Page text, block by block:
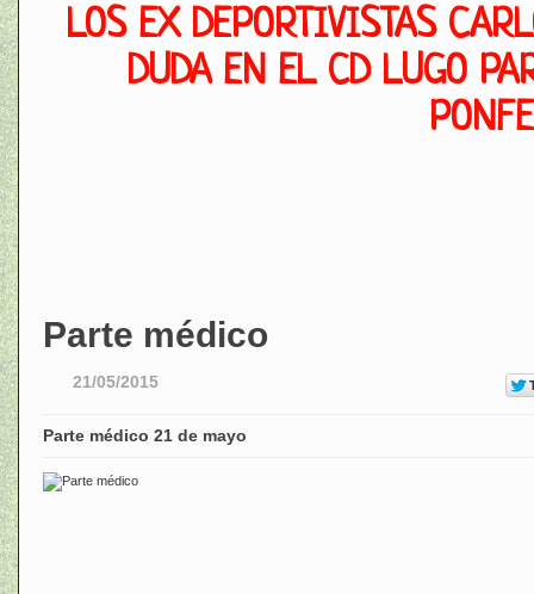
LOS EX DEPORTIVISTAS
DUDA EN EL CD LUGO
Parte médico
21/05/2015
Parte médico 21 de mayo